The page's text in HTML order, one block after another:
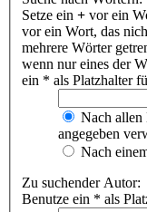
Setze ein + vor ein
vor ein Wort, das
mehrere Wörter
wenn nur eines der
ein * als Platzhalter
Nach allen
angegeben
Nach
Zu suchender Autor:
Benutze ein * als